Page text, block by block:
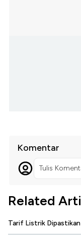
Komentar
Tulis
Related
Tarif Listrik Dipastikan